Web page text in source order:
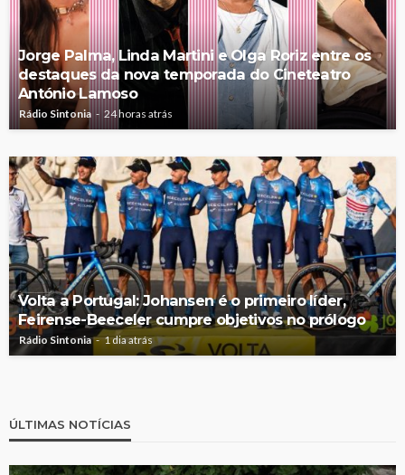
Jorge Palma, Linda Martini e Olga Roriz entre os
destaques da nova temporada do Cineteatro
António Lamoso
Rádio Sintonia 24 horas atrás
Volta a Portugal: Johansen é o primeiro líder,
Feirense-Beeceler cumpre objetivos no prólogo
Rádio Sintonia 1 dia atrás
ÚLTIMAS NOTÍCIAS